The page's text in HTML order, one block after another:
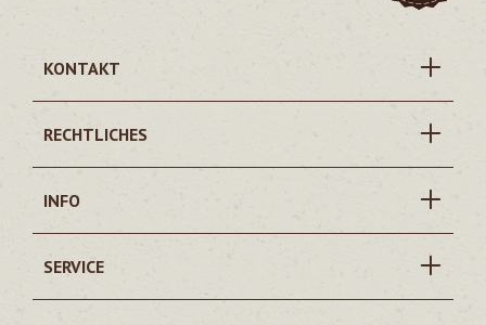
KONTAKT
RECHTLICHES
INFO
SERVICE